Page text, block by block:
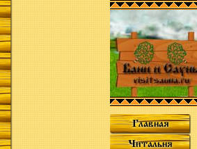
Главная
Читальня